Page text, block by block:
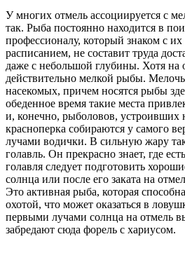
У многих отмель ассоциируется с
так. Рыба постоянно находится в
профессионалу, который знаком с
расписанием, не составит труда
даже с небольшой глубины. Хотя на
действительно мелкой рыбы. Мелочь
насекомых, причем носятся рыбы
обеденное время такие места
и, конечно, рыболовов, устроивших
красноперка собираются у самого
лучами водички. В сильную жару
голавль. Он прекрасно знает, где
голавля следует подготовить
солнца или после его заката на
Это активная рыба, которая
охотой, что может оказаться в
первыми лучами солнца на отмель
забредают сюда форель с хариусом.